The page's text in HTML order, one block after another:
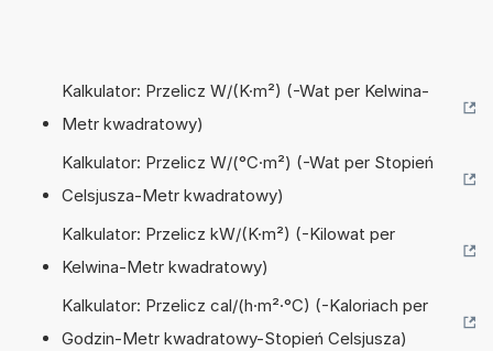
Kalkulator: Przelicz W/(K·m²) (-Wat per Kelwina-
Metr kwadratowy)
Kalkulator: Przelicz W/(°C·m²) (-Wat per Stopień
Celsjusza-Metr kwadratowy)
Kalkulator: Przelicz kW/(K·m²) (-Kilowat per
Kelwina-Metr kwadratowy)
Kalkulator: Przelicz cal/(h·m²·°C) (-Kaloriach per
Godzin-Metr kwadratowy-Stopień Celsjusza)